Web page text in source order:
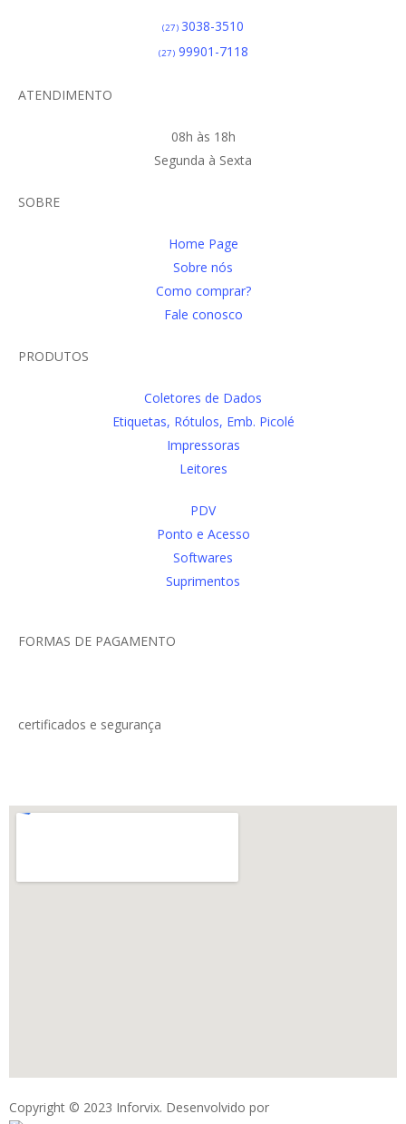
(27) 3038-3510
(27)99901-7118
ATENDIMENTO
08h às 18h
Segunda à Sexta
SOBRE
Home Page
Sobre nós
Como comprar?
Fale conosco
PRODUTOS
Coletores de Dados
Etiquetas, Rótulos, Emb. Picolé
Impressoras
Leitores
PDV
Ponto e Acesso
Softwares
Suprimentos
FORMAS DE PAGAMENTO
certificados e segurança
Copyright © 2023 Inforvix. Desenvolvido por